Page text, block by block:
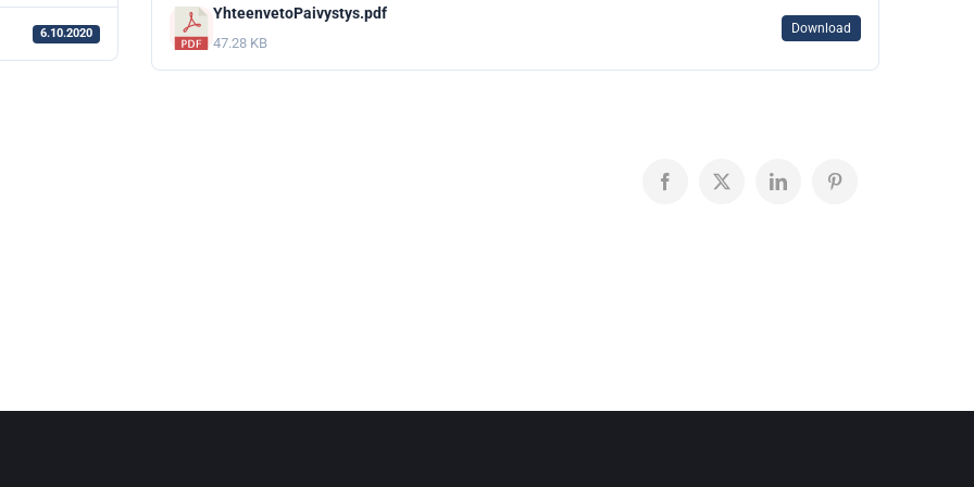
6.10.2020
YhteenvetoPaivystys.pdf
47.28 KB
Download
Facebook
X LinkedInPinterest